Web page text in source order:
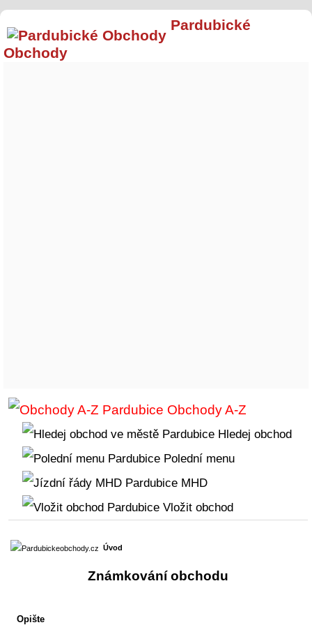
Pardubické
Obchody
Obchody A-Z
Hledej obchod
Polední menu
MHD
Vložit obchod
Úvod
Známkování obchodu
Opište